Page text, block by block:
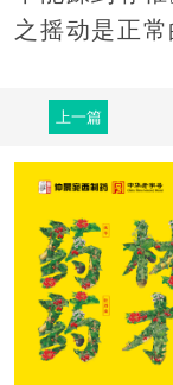
之摇动是正常
上一篇